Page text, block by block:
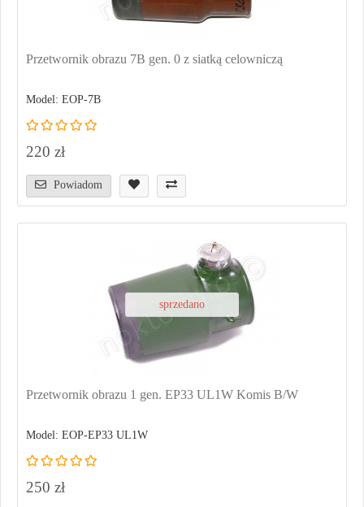
Przetwornik obrazu 7B gen. 0 z siatką celowniczą
Model: EOP-7B
220 zł
Powiadom
sprzedano
Przetwornik obrazu 1 gen. EP33 UL1W Komis B/W
Model: EOP-EP33 UL1W
250 zł